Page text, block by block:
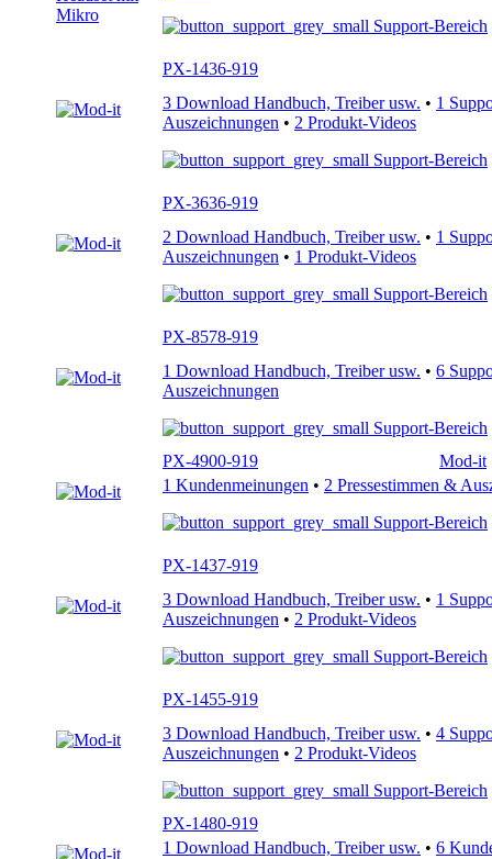
Support-Bereich
PX-1436-919
3 Download Handbuch, Treiber usw. • 1
Auszeichnungen • 2 Produkt-Videos
Support-Bereich
PX-3636-919
2 Download Handbuch, Treiber usw. • 1
Auszeichnungen • 1 Produkt-Videos
Support-Bereich
PX-8578-919
1 Download Handbuch, Treiber usw. • 6
Auszeichnungen
Support-Bereich
PX-4900-919
Mod-it
1 Kundenmeinungen • 2 Pressestimmen &
Support-Bereich
PX-1437-919
3 Download Handbuch, Treiber usw. • 1
Auszeichnungen • 2 Produkt-Videos
Support-Bereich
PX-1455-919
3 Download Handbuch, Treiber usw. • 4
Auszeichnungen • 2 Produkt-Videos
Support-Bereich
PX-1480-919
1 Download Handbuch, Treiber usw. • 6